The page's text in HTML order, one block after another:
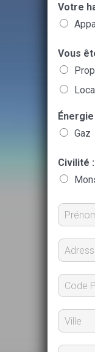
Votre
Vous
Gaz
Civilité :